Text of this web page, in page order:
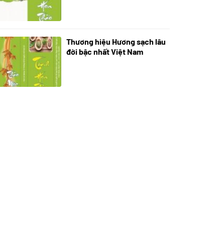
18/10/2025
Thương hiệu Hương sạch lâu
đời bậc nhất Việt Nam